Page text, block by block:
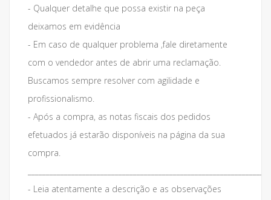
- Qualquer detalhe que possa existir na peça
deixamos em evidência
- Em caso de qualquer problema ,fale diretamente
com o vendedor antes de abrir uma reclamação.
Buscamos sempre resolver com agilidade e
profissionalismo.
- Após a compra, as notas fiscais dos pedidos
efetuados já estarão disponíveis na página da sua
compra.
- Leia atentamente a descrição e as observações